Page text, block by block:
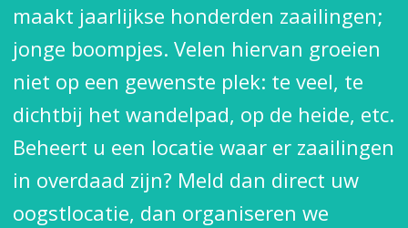
maakt jaarlijkse honderden zaailingen;
jonge boompjes. Velen hiervan groeien
niet op een gewenste plek: te veel, te
dichtbij het wandelpad, op de heide, etc.
Beheert u een locatie waar er zaailingen
in overdaad zijn? Meld dan direct uw
oogstlocatie, dan organiseren we